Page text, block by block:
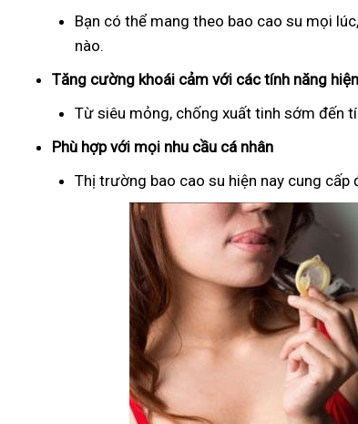
Bạn có thể mang theo bao cao su mọi
nào.
Tăng cường khoái cảm với các tính năng
Từ siêu mỏng, chống xuất tinh sớm đến
Phù hợp với mọi nhu cầu cá nhân
Thị trường bao cao su hiện nay cung